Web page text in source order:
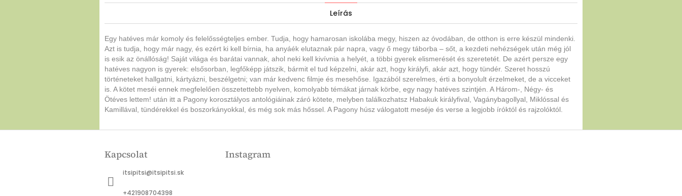
Leírás
Egy hatéves már komoly és felelősségteljes ember. Tudja, hogy hamarosan iskolába megy, hiszen az óvodában, de otthon is erre készül mindenki.
Azt is tudja, hogy már nagy, és ezért ki kell bírnia, ha anyáék elutaznak pár napra, vagy ő megy táborba – sőt, a kezdeti nehézségek után még jól
is esik az önállóság! Saját világa és barátai vannak, ahol neki kell kivívnia a helyét, a többi gyerek elismerését és szeretetét. De azért persze egy
hatéves nagyon is gyerek: elsősorban, legfőképp játszik, bármit el tud képzelni, akár azt, hogy királyfi, akár azt, hogy tündér. Szeret hosszú
történeteket hallgatni, kártyázni, beszélgetni; van már kedvenc filmje és mesehőse. Igazából szerelmes, érti a bonyolult érzelmeket, de a vicceket
is. A kötet meséi ennek megfelelően összetettebb nyelven, komolyabb témákat járnak körbe, egy nagy hatéves szintjén. A Három-, Négy- és
Ötéves lettem! után itt a Pagony korosztályos antológiáinak záró kötete, melyben találkozhatsz Habakuk királyfival, Vagánybagollyal, Miklóssal és
Kamillával, tündérekkel és boszorkányokkal, és még sok más hőssel. A Pagony húsz válogatott meséje és verse a legjobb íróktól és rajzolóktól.
Kapcsolat
itsipitsi@itsipitsi.sk
+421908704398
Instagram